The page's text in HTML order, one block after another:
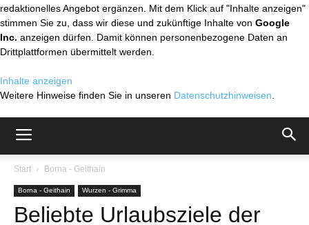
redaktionelles Angebot ergänzen. Mit dem Klick auf "Inhalte anzeigen"
stimmen Sie zu, dass wir diese und zukünftige Inhalte von Google
Inc. anzeigen dürfen. Damit können personenbezogene Daten an
Drittplattformen übermittelt werden.
Inhalte anzeigen
Weitere Hinweise finden Sie in unseren Datenschutzhinweisen
Start Borna - Geithain
Borna - Geithain Wurzen - Grimma
Beliebte Urlaubsziele der